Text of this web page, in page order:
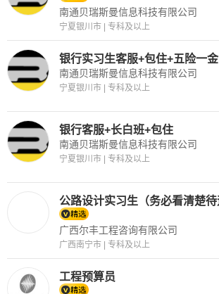
南通贝瑞斯曼信息科技有限公司
宁夏银川市 | 专科及以上
银行实习生客服+包住+五险一金
南通贝瑞斯曼信息科技有限公司
宁夏银川市 | 专科及以上
银行客服+长白班+包住
南通贝瑞斯曼信息科技有限公司
宁夏银川市 | 专科及以上
广西尔丰工程咨询有限公司
广西南宁市 | 专科及以上
工程预算员